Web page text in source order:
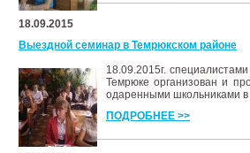
18.09.2015
Выездной семинар в Темрюкском районе
18.09.2015г.
Темрюке организован и
одаренными школьниками в
ПОДРОБНЕЕ >>